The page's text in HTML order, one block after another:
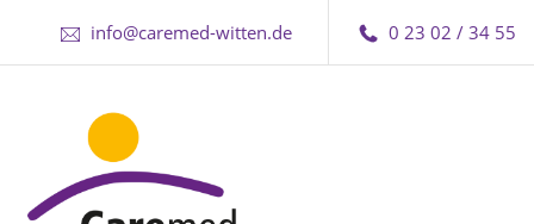
0 23 02 / 34 55
info@caremed-witten.de